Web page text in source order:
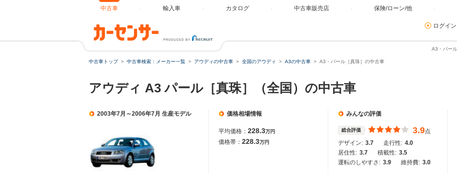
中古車 輸入車 カタログ 中古車販売店 保険/ローン/他
ログイン
A3・パー
中古車トップ 中古車検索：メーカー一覧 アウディの中古車 全国のアウディ A3の中古車 A3・パール［真珠］の中古車
アウディ A3 パール［真珠］（全国）の中古車
2003年7月～2006年7月 生産モデル 価格相場情報
平均価格： 228.3万円
価格帯： 228.3万円
みんなの評価
総合評価 3.9点
デザイン: 3.7 走行性: 4.0
居住性: 3.7 積載性: 3.5
運転のしやすさ: 3.9 維持費: 3.0